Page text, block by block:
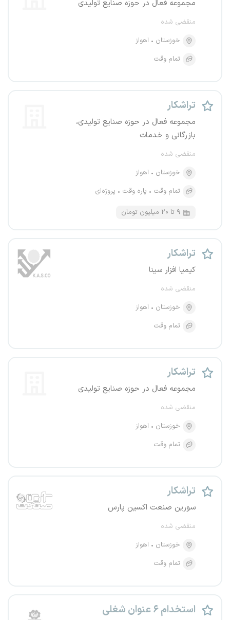
مجموعه فعال در حوزه صنایع تولیدی
منقضی شده
خوزستان
اهواز
تمام وقت
تراشکار
مجموعه فعال در حوزه صنایع تولیدی،
بازرگانی و خدمات
منقضی شده
خوزستان
اهواز
تمام وقت
پاره وقت پروژه‌ای
۹ تا ۲۰ میلیون تومان
تراشکار
کیمیا افزار سینا
منقضی شده
خوزستان
اهواز
تمام وقت
تراشکار
مجموعه فعال در حوزه صنایع تولیدی
منقضی شده
خوزستان
اهواز
تمام وقت
تراشکار
سورین صنعت اکسین پارس
منقضی شده
خوزستان
اهواز
تمام وقت
استخدام ۶ عنوان شغلی